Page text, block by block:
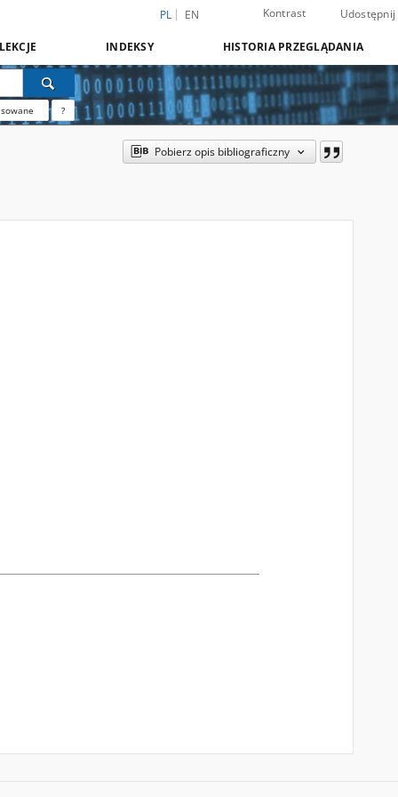
PL EN Kontrast Udostępnij
INDEKSY HISTORIA PRZEGLĄDANIA
?
Pobierz opis bibliograficzny